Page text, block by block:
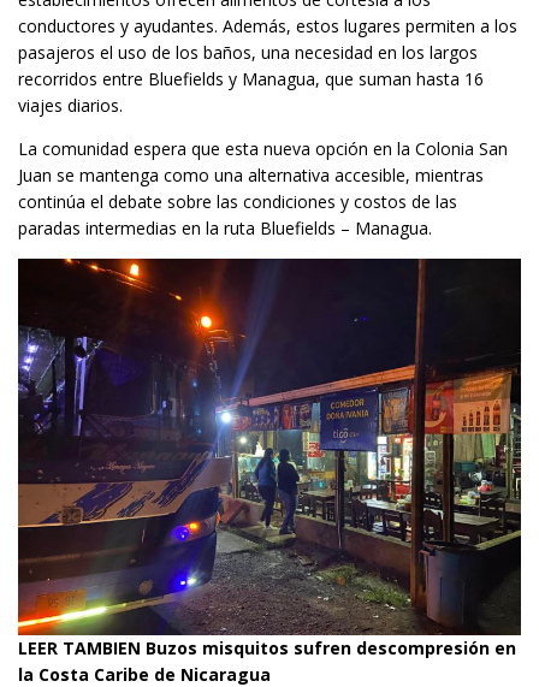
conductores y ayudantes. Además, estos lugares permiten a los
pasajeros el uso de los baños, una necesidad en los largos
recorridos entre Bluefields y Managua, que suman hasta 16
viajes diarios.
La comunidad espera que esta nueva opción en la Colonia San
Juan se mantenga como una alternativa accesible, mientras
continúa el debate sobre las condiciones y costos de las
paradas intermedias en la ruta Bluefields – Managua.
LEER TAMBIEN Buzos misquitos sufren descompresión en
la Costa Caribe de Nicaragua